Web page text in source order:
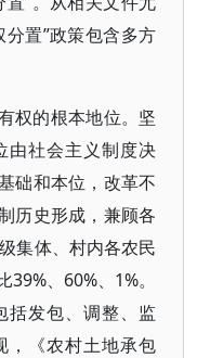
置”政策包含多方
权的根本地位。坚
由社会主义制度决
础和本位，改革不
历史形成，兼顾各
集体、村内各农民
、60%、1%。
括发包、调整、监
，《农村土地承包